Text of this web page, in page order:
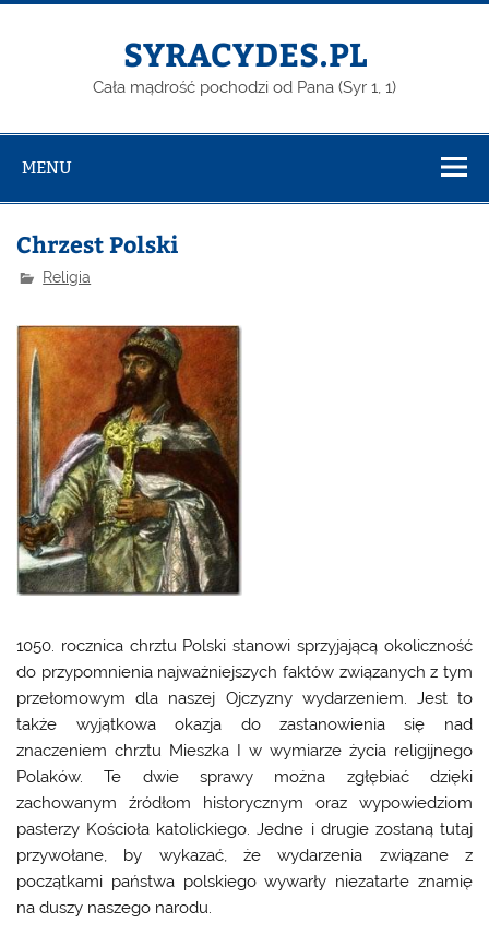
Skip
SYRACYDES.PL
Cała mądrość pochodzi od Pana (Syr 1, 1)
MENU
Chrzest Polski
Religia
1050. rocznica chrztu Polski stanowi sprzyjającą okoliczność
do przypomnienia najważniejszych faktów związanych z tym
przełomowym dla naszej Ojczyzny wydarzeniem. Jest to
także wyjątkowa okazja do zastanowienia się nad
znaczeniem chrztu Mieszka I w wymiarze życia religijnego
Polaków. Te dwie sprawy można zgłębiać dzięki
zachowanym źródłom historycznym oraz wypowiedziom
pasterzy Kościoła katolickiego. Jedne i drugie zostaną tutaj
przywołane, by wykazać, że wydarzenia związane z
początkami państwa polskiego wywarły niezatarte znamię
na duszy naszego narodu.